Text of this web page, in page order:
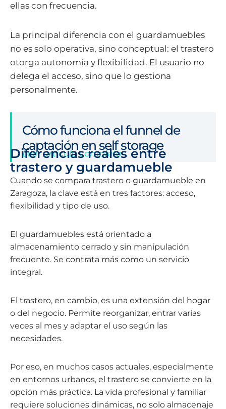
ellas con frecuencia.
La principal diferencia con el guardamuebles
no es solo operativa, sino conceptual: el trastero
otorga autonomía y flexibilidad. El usuario no
delega el acceso, sino que lo gestiona
personalmente.
Cómo funciona el funnel de
captación en self storage
Leer articulo completo
Diferencias reales entre
trastero y guardamueble
Cuando se compara trastero o guardamueble en
Zaragoza, la clave está en tres factores: acceso,
flexibilidad y tipo de uso.
El guardamuebles está orientado a
almacenamiento cerrado y sin manipulación
frecuente. Se contrata más como un servicio
integral.
El trastero, en cambio, es una extensión del hogar
o del negocio. Permite reorganizar, entrar varias
veces al mes y adaptar el uso según las
necesidades.
Por eso, en muchos casos actuales, especialmente
en entornos urbanos, el trastero se convierte en la
opción más práctica. La vida profesional y familiar
requiere soluciones dinámicas, no solo almacenaje